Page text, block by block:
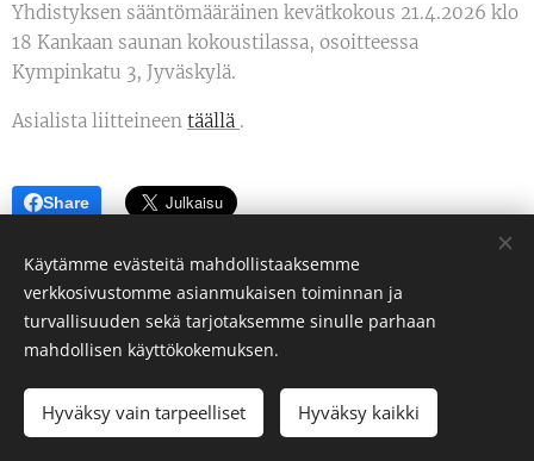
Yhdistyksen sääntömääräinen kevätkokous 21.4.2026 klo
18 Kankaan saunan kokoustilassa, osoitteessa
Kympinkatu 3, Jyväskylä.
Asialista liitteineen täällä .
Share
Jyväskylän seudun avantouimarit ry
Kaikki oikeudet pidätetään 2025
LuotuWebnodella Evästeet
Käytämme evästeitä mahdollistaaksemme
verkkosivustomme asianmukaisen toiminnan ja
turvallisuuden sekä tarjotaksemme sinulle parhaan
mahdollisen käyttökokemuksen.
Hyväksy vain tarpeelliset Hyväksy kaikki